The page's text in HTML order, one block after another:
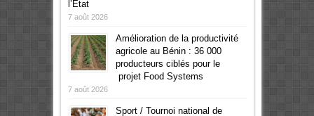
l’Etat
7 août 2026
Amélioration de la productivité
agricole au Bénin : 36 000
producteurs ciblés pour le
projet Food Systems
7 août 2026
Sport / Tournoi national de